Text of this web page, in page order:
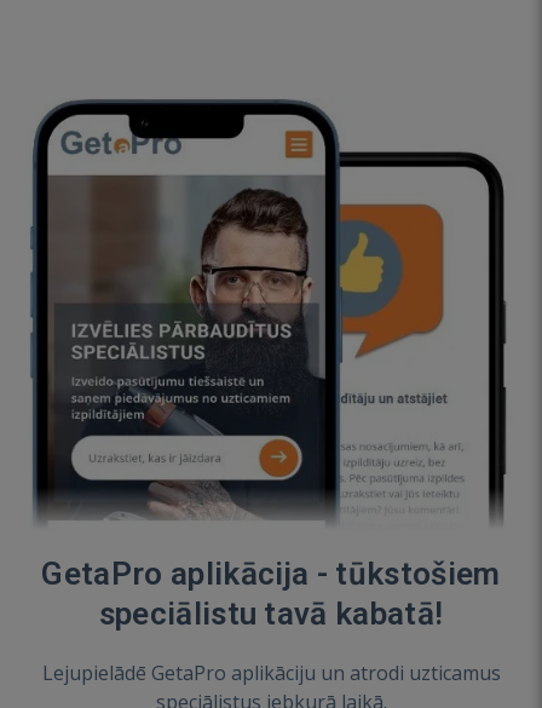
GetaPro aplikācija - tūkstošiem
speciālistu tavā kabatā!
Lejupielādē GetaPro aplikāciju un atrodi uzticamus
speciālistus jebkurā laikā.